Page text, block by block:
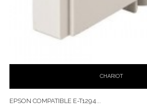
CHARIOT
EPSON COMPATIBLE E-T1294...